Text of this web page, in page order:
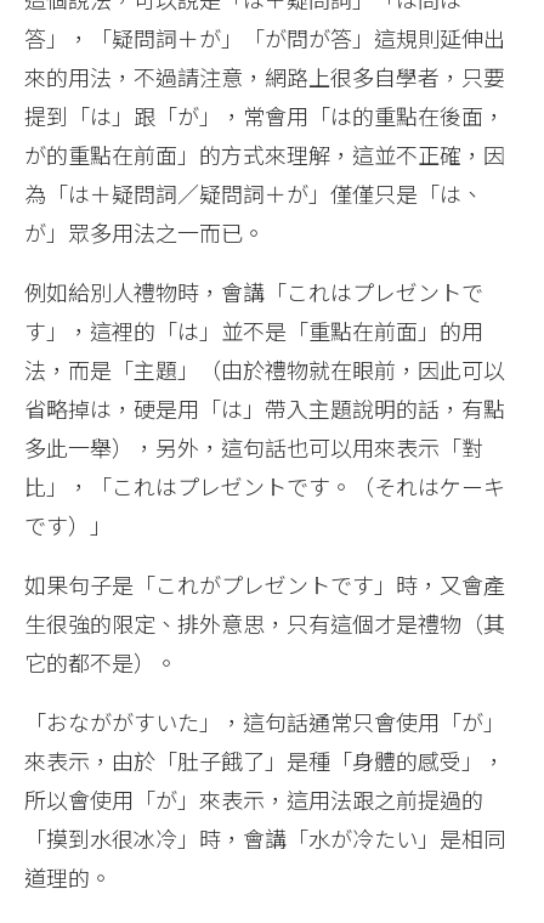
答」，「疑問詞＋が」「が問が答」這規則延伸出
來的用法，不過請注意，網路上很多自學者，只要
提到「は」跟「が」，常會用「は的重點在後面，
が的重點在前面」的方式來理解，這並不正確，因
為「は＋疑問詞／疑問詞＋が」僅僅只是「は、
が」眾多用法之一而已。
例如給別人禮物時，會講「これはプレゼントで
す」，這裡的「は」並不是「重點在前面」的用
法，而是「主題」（由於禮物就在眼前，因此可以
省略掉は，硬是用「は」帶入主題說明的話，有點
多此一舉），另外，這句話也可以用來表示「對
比」，「これはプレゼントです。（それはケーキ
です）」
如果句子是「これがプレゼントです」時，又會產
生很強的限定、排外意思，只有這個才是禮物（其
它的都不是）。
「おなががすいた」，這句話通常只會使用「が」
來表示，由於「肚子餓了」是種「身體的感受」，
所以會使用「が」來表示，這用法跟之前提過的
「摸到水很冰冷」時，會講「水が冷たい」是相同
道理的。